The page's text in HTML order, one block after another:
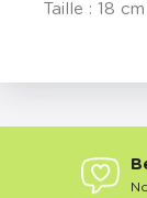
Taille : 18